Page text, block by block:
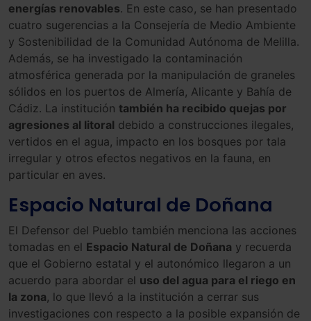
energías renovables. En este caso, se han presentado
cuatro sugerencias a la Consejería de Medio Ambiente
y Sostenibilidad de la Comunidad Autónoma de Melilla.
Además, se ha investigado la contaminación
atmosférica generada por la manipulación de graneles
sólidos en los puertos de Almería, Alicante y Bahía de
Cádiz. La institución también ha recibido quejas por
agresiones al litoral debido a construcciones ilegales,
vertidos en el agua, impacto en los bosques por tala
irregular y otros efectos negativos en la fauna, en
particular en aves.
Espacio Natural de Doñana
El Defensor del Pueblo también menciona las acciones
tomadas en el Espacio Natural de Doñana y recuerda
que el Gobierno estatal y el autonómico llegaron a un
acuerdo para abordar el uso del agua para el riego en
la zona, lo que llevó a la institución a cerrar sus
investigaciones con respecto a la posible expansión de